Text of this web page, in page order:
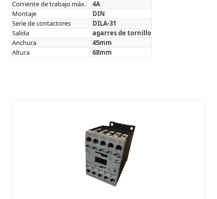
Corriente de trabajo máx.
4A
Montaje
DIN
Serie de contactores
DILA-31
Salida
agarres de tornillo
Anchura
45mm
Altura
68mm